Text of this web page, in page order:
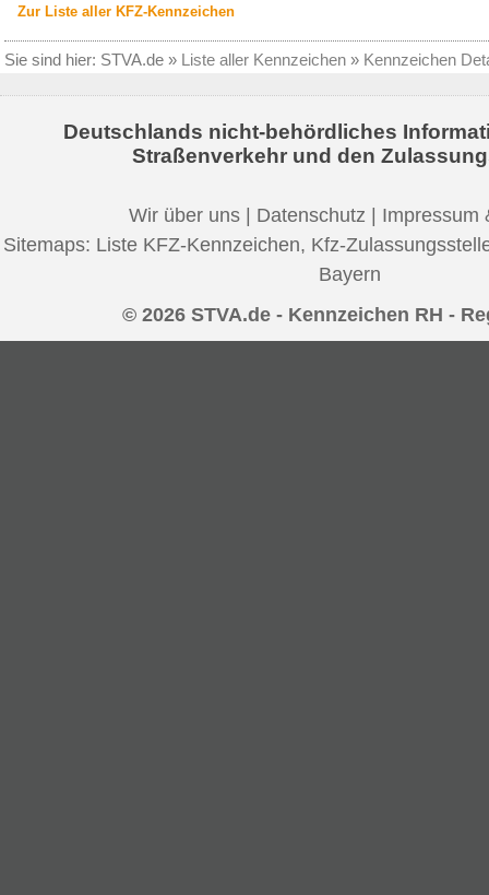
Zur Liste aller KFZ-Kennzeichen
Sie sind hier: STVA.de » Liste aller Kennzeichen » Kennzeichen
Deutschlands nicht-behördliches
Straßenverkehr und den
Wir über uns | Datenschutz | Impressum
Sitemaps: Liste KFZ-Kennzeichen, Kfz-
Bayern
© 2026 STVA.de - Kennzeichen RH -